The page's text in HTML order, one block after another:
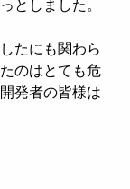
としました。
たにも関わら
のはとても危
発者の皆様は